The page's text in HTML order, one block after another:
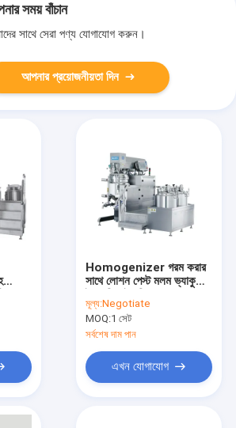
সময় বাঁচান
সাথে সেরা পণ্য যোগাযোগ করুন।
আপনার প্রয়োজনীয়তা দিন
Homogenizer গরম করার
সাথে লোশন পেস্ট মলম ভ্যাকুয়াম
মূল্য:Negotiate
MOQ:1 সেট
সর্বশেষ দাম পান
এখন যোগাযোগ